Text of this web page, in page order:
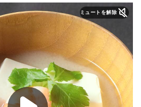
ミュートを解除